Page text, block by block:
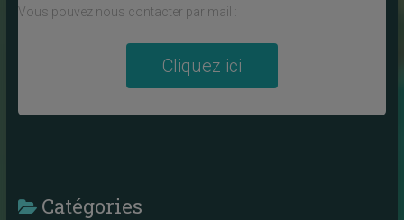
Vous pouvez nous contacter par mail :
Cliquez ici
Catégories